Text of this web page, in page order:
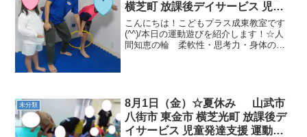
横芝町 放課後デイサービス 児童
発達支援 運動療育
こんにちは！こどもプラス成東教室です
(^^)/本日の運動遊びを紹介します！☆人
間知恵の輪 柔軟性・思考力・身体のコ
未分類
8月1日（金）☆夏休み 山武市
八街市 東金市 横芝光町 放課後デ
イサービス 児童発達支援 運動療